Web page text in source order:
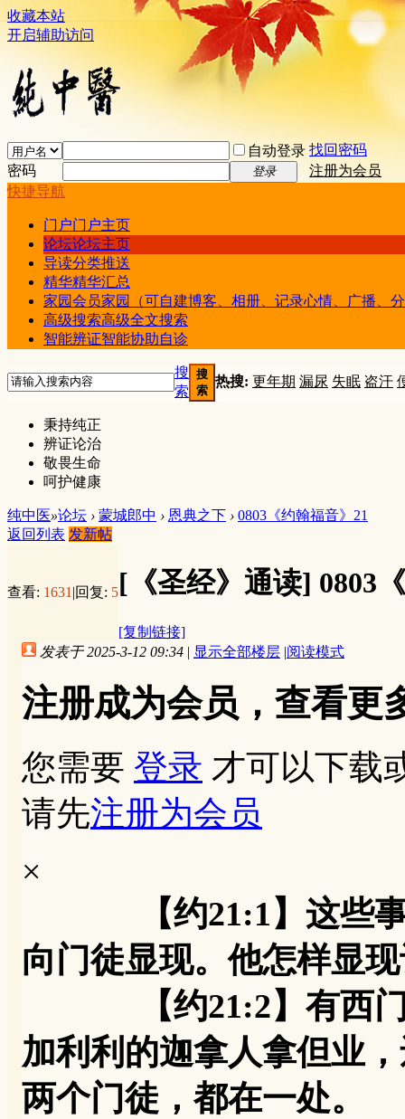
收藏本站
开启辅助访问
自动登录 找回密码
密码
登录
注册为会员
快捷导航
门户门户主页
论坛论坛主页
导读分类推送
精华精华汇总
家园会员家园（可自建博客、相册、记录心情、广播、
高级搜索高级全文搜索
智能辨证智能协助自诊
搜
索
搜
索
热搜: 更年期 漏尿 失眠 盗汗
秉持纯正
辨证论治
敬畏生命
呵护健康
纯中医»论坛 › 蒙城郎中 › 恩典之下 › 0803《约翰福音》21
返回列表 发新帖
查看: 1631 |回复: 5[《圣经》通读] 0803
[复制链接]
发表于 2025-3-12 09:34 | 显示全部楼层 |阅读模式
注册成为会员，查看更
您需要 登录 才可以下载
请先注册为会员
×
【约21:1】这些
向门徒显现。他怎样显
【约21:2】有西门彼
加利利的迦拿人拿但业
两个门徒，都在一处。